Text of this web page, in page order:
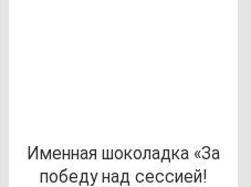
Имен­ная шо­ко­лад­ка «За
по­бе­ду над сес­сией!